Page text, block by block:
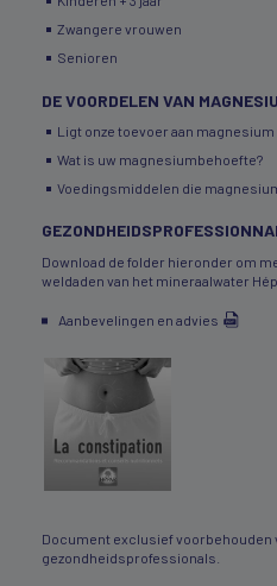
Zwangere vrouwen
Senioren
DE VOORDELEN VAN
Ligt onze toevoer aan magnesium
Wat is uw magnesiumbehoefte?
Voedingsmiddelen die
Download de folder hieronder om
weldaden van het mineraalwater
Aanbevelingen en advies
Document exclusief voorbehouden
gezondheidsprofessionals.